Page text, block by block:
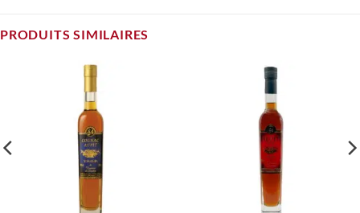
PRODUITS SIMILAIRES